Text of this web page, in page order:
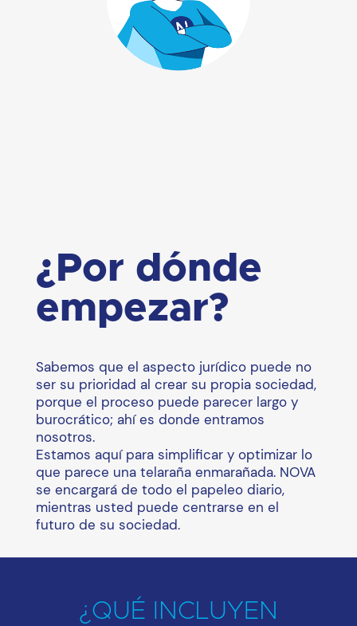
¿Por dónde
empezar?
Sabemos que el aspecto jurídico puede no
ser su prioridad al crear su propia sociedad,
porque el proceso puede parecer largo y
burocrático; ahí es donde entramos
nosotros.
Estamos aquí para simplificar y optimizar lo
que parece una telaraña enmarañada. NOVA
se encargará de todo el papeleo diario,
mientras usted puede centrarse en el
futuro de su sociedad.
¿QUÉ INCLUYEN